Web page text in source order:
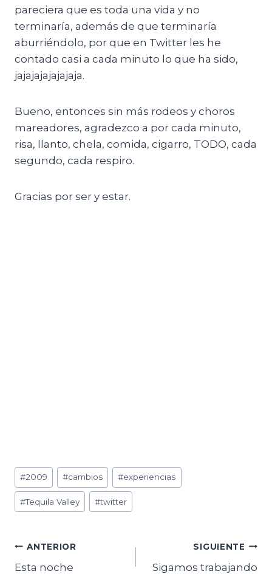
pareciera que es toda una vida y no
terminaría, además de que terminaría
aburriéndolo, por que en Twitter les he
contado casi a cada minuto lo que ha sido,
jajajajajajajaja.
Bueno, entonces sin más rodeos y choros
mareadores, agradezco a por cada minuto,
risa, llanto, chela, comida, cigarro, TODO, cada
segundo, cada respiro.
Gracias por ser y estar.
Etiquetas
de
la
#2009 #cambios #experiencias
#Tequila Valley #twitter
Navegación
ANTERIOR
Esta noche
SIGUIENTE
Sigamos trabajando